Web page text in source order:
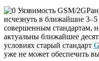
исчезнуть в ближайшие
совершенным стандартам,
актуальны ближайшее
условиях старый стандарт
уже не может обеспечить